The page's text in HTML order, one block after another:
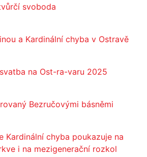
svoboda
a Kardinální chyba v Ostravě
na Ost-ra-varu 2025
Bezručovými básněmi
Kardinální chyba poukazuje na
i na mezigenerační rozkol